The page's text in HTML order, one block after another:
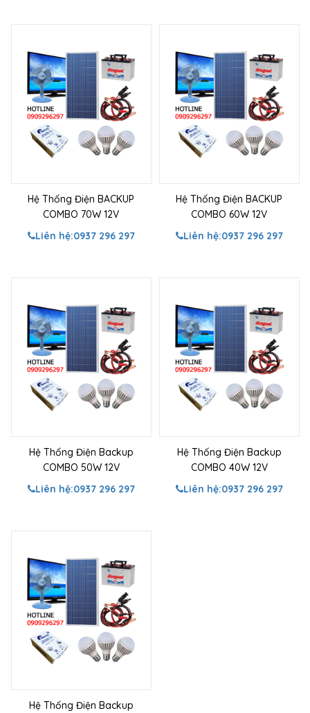
Hệ Thống Điện BACKUP
COMBO 70W 12V
Liên hệ:0937 296 297
Hệ Thống Điện BACKUP
COMBO 60W 12V
Liên hệ:0937 296 297
Hệ Thống Điện Backup
COMBO 50W 12V
Liên hệ:0937 296 297
Hệ Thống Điện Backup
COMBO 40W 12V
Liên hệ:0937 296 297
Hệ Thống Điện Backup